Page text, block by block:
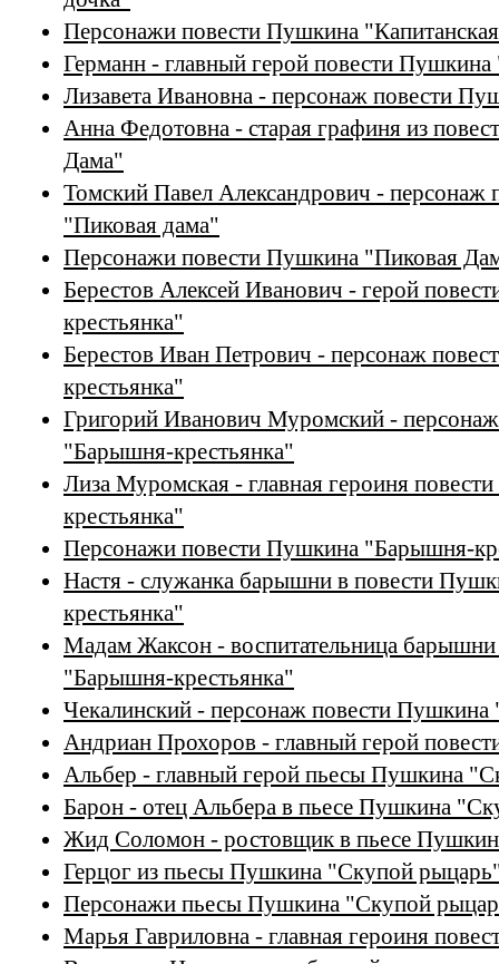
Персонажи повести Пушкина
Германн - главный герой повести
Лизавета Ивановна - персонаж повести
Анна Федотовна - старая графиня из
Дама"
Томский Павел Александрович - персонаж
"Пиковая дама"
Персонажи повести Пушкина "Пиковая
Берестов Алексей Иванович - герой
крестьянка"
Берестов Иван Петрович - персонаж
крестьянка"
Григорий Иванович Муромский -
"Барышня-крестьянка"
Лиза Муромская - главная героиня
крестьянка"
Персонажи повести Пушкина "Барышня-
Настя - служанка барышни в повести
крестьянка"
Мадам Жаксон - воспитательница
"Барышня-крестьянка"
Чекалинский - персонаж повести
Андриан Прохоров - главный герой
Альбер - главный герой пьесы Пушкина
Барон - отец Альбера в пьесе Пушкина
Жид Соломон - ростовщик в пьесе
Герцог из пьесы Пушкина "Скупой
Персонажи пьесы Пушкина "Скупой
Марья Гавриловна - главная героиня